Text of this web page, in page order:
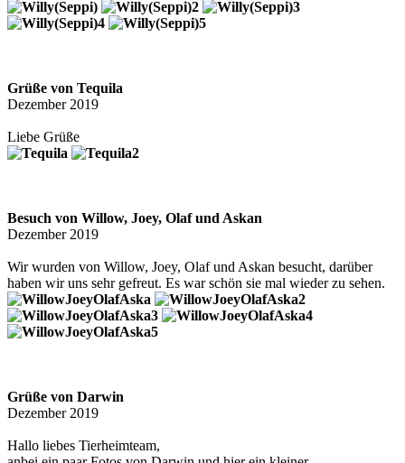
Grüße von Tequila
Dezember 2019
Liebe Grüße
Besuch von Willow, Joey, Olaf und Askan
Dezember 2019
Wir wurden von Willow, Joey, Olaf und Askan besucht, darüber
haben wir uns sehr gefreut. Es war schön sie mal wieder zu sehen.
Grüße von Darwin
Dezember 2019
Hallo liebes Tierheimteam,